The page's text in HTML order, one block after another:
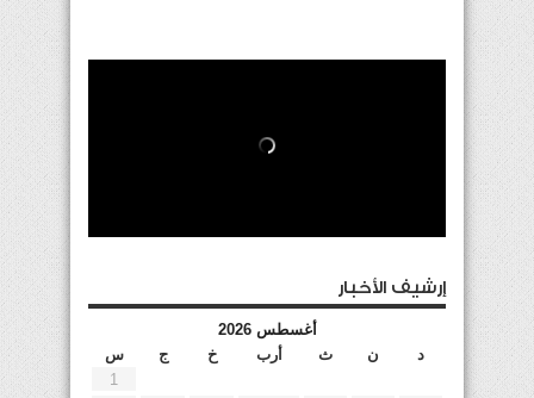
إرشيف الأخبار
أغسطس 2026
د
ن ث أرب خ ج
س
1